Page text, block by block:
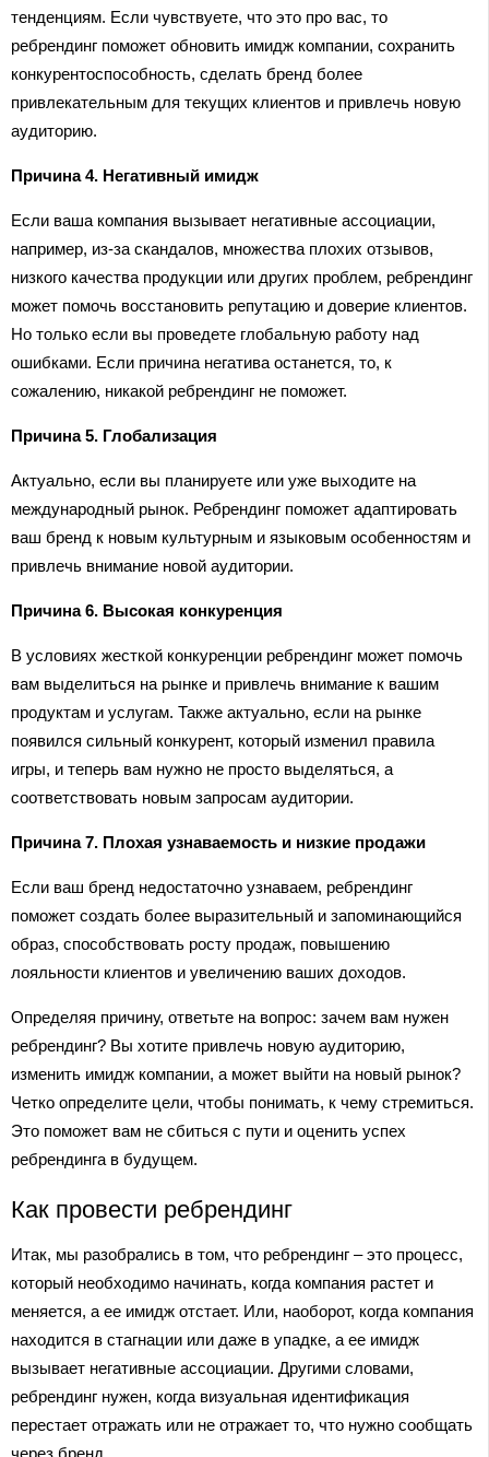
тенденциям. Если чувствуете, что это про вас, то
ребрендинг поможет обновить имидж компании, сохранить
конкурентоспособность, сделать бренд более
привлекательным для текущих клиентов и привлечь новую
аудиторию.
Причина 4. Негативный имидж
Если ваша компания вызывает негативные ассоциации,
например, из-за скандалов, множества плохих отзывов,
низкого качества продукции или других проблем, ребрендинг
может помочь восстановить репутацию и доверие клиентов.
Но только если вы проведете глобальную работу над
ошибками. Если причина негатива останется, то, к
сожалению, никакой ребрендинг не поможет.
Причина 5. Глобализация
Актуально, если вы планируете или уже выходите на
международный рынок. Ребрендинг поможет адаптировать
ваш бренд к новым культурным и языковым особенностям и
привлечь внимание новой аудитории.
Причина 6. Высокая конкуренция
В условиях жесткой конкуренции ребрендинг может помочь
вам выделиться на рынке и привлечь внимание к вашим
продуктам и услугам. Также актуально, если на рынке
появился сильный конкурент, который изменил правила
игры, и теперь вам нужно не просто выделяться, а
соответствовать новым запросам аудитории.
Причина 7. Плохая узнаваемость и низкие продажи
Если ваш бренд недостаточно узнаваем, ребрендинг
поможет создать более выразительный и запоминающийся
образ, способствовать росту продаж, повышению
лояльности клиентов и увеличению ваших доходов.
Определяя причину, ответьте на вопрос: зачем вам нужен
ребрендинг? Вы хотите привлечь новую аудиторию,
изменить имидж компании, а может выйти на новый рынок?
Четко определите цели, чтобы понимать, к чему стремиться.
Это поможет вам не сбиться с пути и оценить успех
ребрендинга в будущем.
Как провести ребрендинг
Итак, мы разобрались в том, что ребрендинг – это процесс,
который необходимо начинать, когда компания растет и
меняется, а ее имидж отстает. Или, наоборот, когда компания
находится в стагнации или даже в упадке, а ее имидж
вызывает негативные ассоциации. Другими словами,
ребрендинг нужен, когда визуальная идентификация
перестает отражать или не отражает то, что нужно сообщать
через бренд.